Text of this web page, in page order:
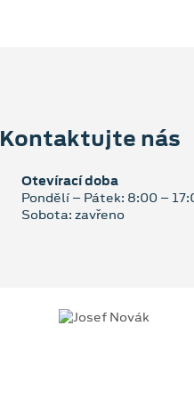
Kontaktujte nás
Otevírací doba
Pondělí – Pátek: 8:00 –
Sobota: zavřeno